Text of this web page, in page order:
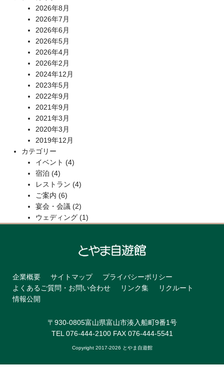
2026年8月
2026年7月
2026年6月
2026年5月
2026年4月
2026年2月
2024年12月
2023年5月
2022年9月
2021年9月
2021年3月
2020年3月
2019年12月
カテゴリー
イベント (4)
宿泊 (4)
レストラン (4)
ご案内 (6)
宴会・会議 (2)
ウェディング (1)
企業概要 サイトマップ
プライバシーポリシー
よくあるご質問・お問い合わせ
リンク集
リクルート
情報公開
〒930-0805富山県富山市湊入船町9番1号
TEL 076-444-2100 FAX 076-444-5541
Copyright 2017-2026 とやま自遊館